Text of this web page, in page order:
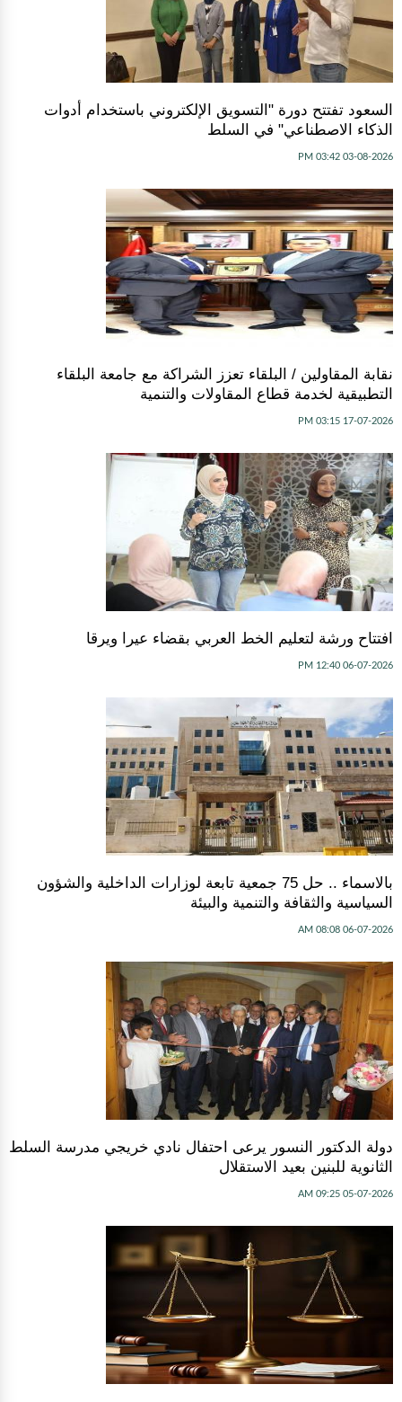
السعود تفتتح دورة "التسويق الإلكتروني باستخدام أدوات
الذكاء الاصطناعي" في السلط
03-08-2026 03:42 PM
نقابة المقاولين / البلقاء تعزز الشراكة مع جامعة البلقاء
التطبيقية لخدمة قطاع المقاولات والتنمية
17-07-2026 03:15 PM
افتتاح ورشة لتعليم الخط العربي بقضاء عيرا ويرقا
06-07-2026 12:40 PM
بالاسماء .. حل 75 جمعية تابعة لوزارات الداخلية والشؤون
السياسية والثقافة والتنمية والبيئة
06-07-2026 08:08 AM
دولة الدكتور النسور يرعى احتفال نادي خريجي مدرسة السلط
الثانوية للبنين بعيد الاستقلال
05-07-2026 09:25 AM